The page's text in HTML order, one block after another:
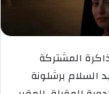
المشتركة
السلام برشلونة